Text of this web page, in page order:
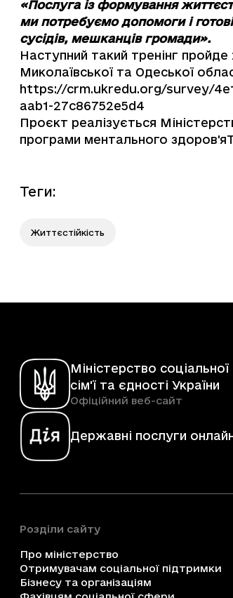
«Послуга із формування
ми потребуємо допомоги і
сусідів, мешканців громади».
Наступний такий тренінг
Миколаївської та Одеської
https://crm.ukredu.org/survey/
aab1-27c86752e5d4
Проєкт реалізується
програми ментального здоров'я
Теги:
Життєстійкість
Міністерство соціальної
сім'ї та єдності України
Офіційний веб-сайт
Державні послуги
Розділи сайту
Про міністерство
Отримувачам соціальної підтримки
Бізнесу та організаціям